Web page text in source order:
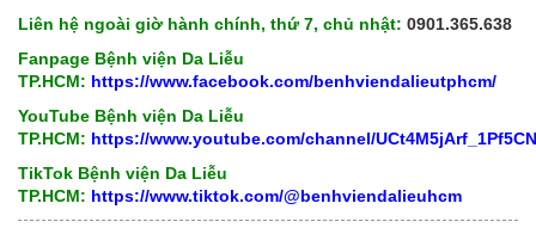
Liên hệ ngoài giờ hành chính, thứ 7, chủ nhật: 0901.365.638
Fanpage Bệnh viện Da Liễu
TP.HCM: https://www.facebook.com/benhviendalieutphcm/
YouTube Bệnh viện Da Liễu
TP.HCM: https://www.youtube.com/channel/
TikTok Bệnh viện Da Liễu
TP.HCM: https://www.tiktok.com/@benhviendalieuhcm